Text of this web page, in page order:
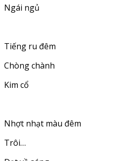
Ngái ngủ
Tiếng ru đêm
Chòng chành
Kim cổ
Nhợt nhạt màu đêm
Trôi…